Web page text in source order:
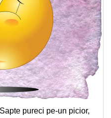
pureci pe-un picior,